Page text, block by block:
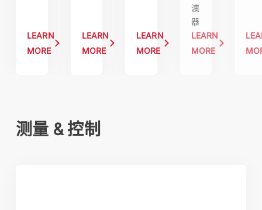
LEARN
MORE
LEARN
MORE
LEARN
MORE
濾
器
LEARN
MORE
测量 & 控制